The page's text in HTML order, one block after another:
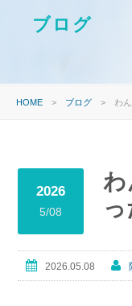
ブログ
HOME > ブログ > わ
2026
5/08
わ
2026.05.08